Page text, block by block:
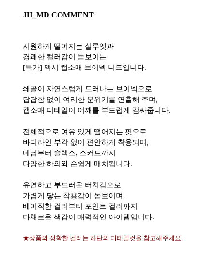
JH_MD COMMENT
시원하게 떨어지는 실루엣과
경쾌한 컬러감이 돋보이는
[특가] 맥시 캡소매 브이넥 니트입니다.
쇄골이 자연스럽게 드러나는 브이넥으로
답답함 없이 여리한 분위기를 연출해 주며,
캡소매 디테일이 어깨를 부드럽게 감싸줍니다.
전체적으로 여유 있게 떨어지는 핏으로
바디라인 부각 없이 편안하게 착용되며,
데님부터 슬랙스, 스커트까지
다양한 하의와 손쉽게 매치됩니다.
유연하고 부드러운 터치감으로
가볍게 닿는 착용감이 돋보이며,
베이직한 컬러부터 포인트 컬러까지
다채로운 색감이 매력적인 아이템입니다.
★상품의 정확한 컬러는 하단의 디테일컷을 참고해주세요.